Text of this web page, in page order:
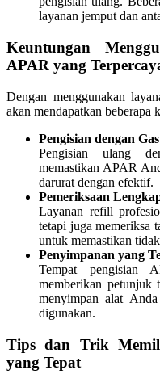
layanan jemput dan
Keuntungan
APAR yang
Dengan menggunakan
akan mendapatkan beberapa
Pengisian dengan
Pengisian ulang
memastikan APAR
darurat dengan efektif.
Pemeriksaan
Layanan refill
tetapi juga memeriksa
untuk memastikan
Penyimpanan yang
Tempat pengisian
memberikan petunjuk
menyimpan alat
digunakan.
Tips dan Trik
yang Tepat